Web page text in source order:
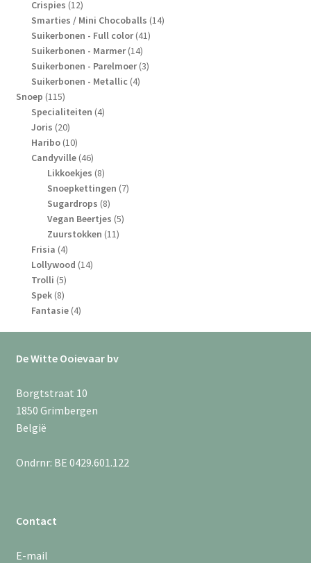
Crispies 1212
producten
Smarties / Mini Chocoballs 1414
Suikerbonen - Full color 4141
Suikerbonen - Marmer 1414
producten
Suikerbonen - Parelmoer 33
Suikerbonen - Metallic 44
Snoep 115115
producten
Specialiteiten 44
Joris 2020
producten
Haribo 1010
producten
Candyville 4646
producten
Likkoekjes 88
producten
Snoepkettingen 77
Sugardrops 88
producten
Vegan Beertjes 55
Zuurstokken 1111
Frisia 44
producten
Lollywood 1414
Trolli 55
producten
Spek 88
producten
Fantasie 44
De Witte Ooievaar bv
Borgtstraat 10
1850 Grimbergen
België
Ondrnr: BE 0429.601.122
Contact
E-mail